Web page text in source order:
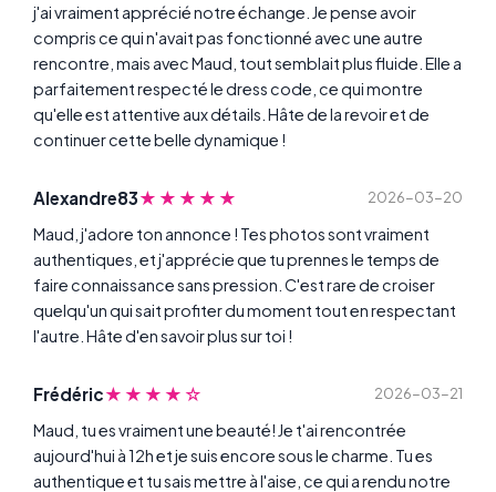
j'ai vraiment apprécié notre échange. Je pense avoir
compris ce qui n'avait pas fonctionné avec une autre
rencontre, mais avec Maud, tout semblait plus fluide. Elle a
parfaitement respecté le dress code, ce qui montre
qu'elle est attentive aux détails. Hâte de la revoir et de
continuer cette belle dynamique !
Alexandre83★★★★★ 2026-03-20
Maud, j'adore ton annonce ! Tes photos sont vraiment
authentiques, et j'apprécie que tu prennes le temps de
faire connaissance sans pression. C'est rare de croiser
quelqu'un qui sait profiter du moment tout en respectant
l'autre. Hâte d'en savoir plus sur toi !
Frédéric★★★★☆ 2026-03-21
Maud, tu es vraiment une beauté! Je t'ai rencontrée
aujourd'hui à 12h et je suis encore sous le charme. Tu es
authentique et tu sais mettre à l'aise, ce qui a rendu notre